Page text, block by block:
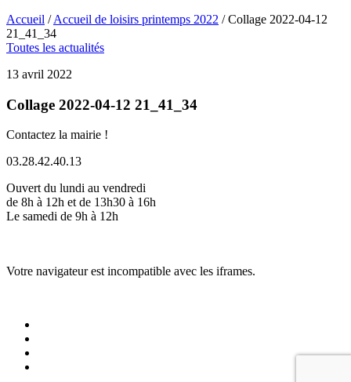
Accueil /Accueil de loisirs printemps 2022 /Collage 2022-04-12
21_41_34
Toutes les actualités
13 avril 2022
Collage 2022-04-12 21_41_34
Contactez la mairie !
03.28.42.40.13
Ouvert du lundi au vendredi
de 8h à 12h et de 13h30 à 16h
Le samedi de 9h à 12h
Votre navigateur est incompatible avec les iframes.